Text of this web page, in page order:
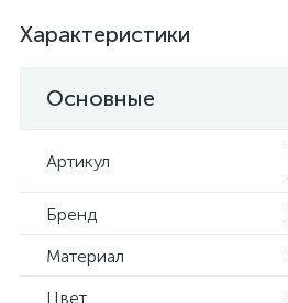
Характеристики
Основные
Артикул
Бренд
Материал
Цвет